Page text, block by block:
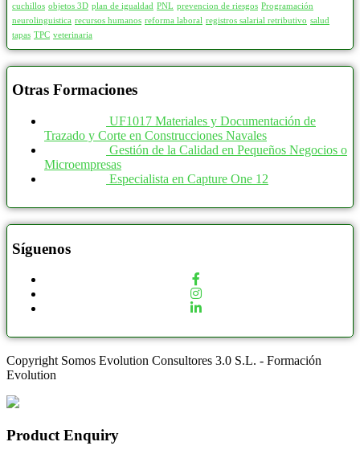
cuchillos objetos 3D plan de igualdad PNL prevencion de riesgos Programación
neurolinguistica recursos humanos reforma laboral registros salarial retributivo salud
tapas TPC veterinaria
Otras Formaciones
UF1017 Materiales y Documentación de
Trazado y Corte en Construcciones Navales
Gestión de la Calidad en Pequeños Negocios o
Microempresas
Especialista en Capture One 12
Síguenos
Copyright Somos Evolution Consultores 3.0 S.L. - Formación
Evolution
Product Enquiry